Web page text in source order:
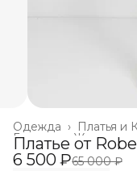
Платья и
Одежда ›
Женское ›
Главная ›
Платье от
6 500 ₽65 000 ₽